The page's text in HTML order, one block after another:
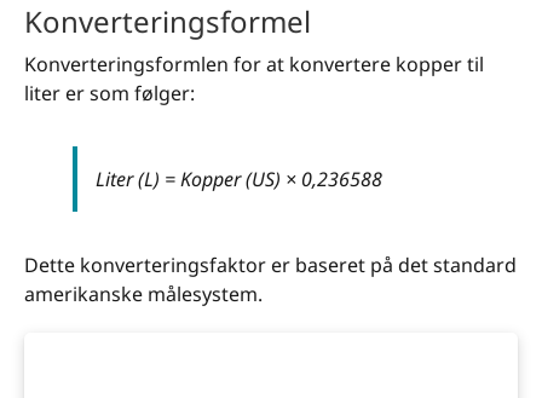
Konverteringsformel
Konverteringsformlen for at konvertere kopper til
liter er som følger:
Liter (L) = Kopper (US) × 0,236588
Dette konverteringsfaktor er baseret på det standard
amerikanske målesystem.